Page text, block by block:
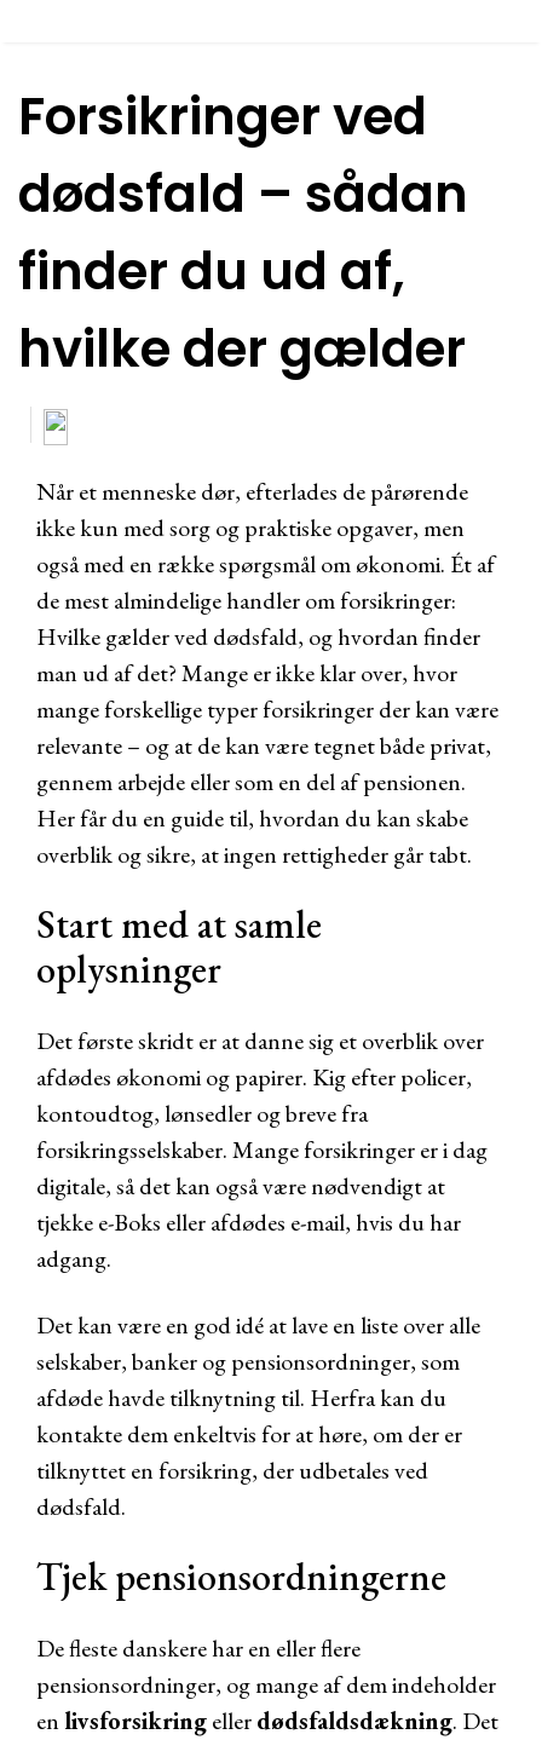
Forsikringer ved
dødsfald – sådan
finder du ud af,
hvilke der gælder
Når et menneske dør, efterlades de pårørende
ikke kun med sorg og praktiske opgaver, men
også med en række spørgsmål om økonomi. Ét af
de mest almindelige handler om forsikringer:
Hvilke gælder ved dødsfald, og hvordan finder
man ud af det? Mange er ikke klar over, hvor
mange forskellige typer forsikringer der kan være
relevante – og at de kan være tegnet både privat,
gennem arbejde eller som en del af pensionen.
Her får du en guide til, hvordan du kan skabe
overblik og sikre, at ingen rettigheder går tabt.
Start med at samle
oplysninger
Det første skridt er at danne sig et overblik over
afdødes økonomi og papirer. Kig efter policer,
kontoudtog, lønsedler og breve fra
forsikringsselskaber. Mange forsikringer er i dag
digitale, så det kan også være nødvendigt at
tjekke e-Boks eller afdødes e-mail, hvis du har
adgang.
Det kan være en god idé at lave en liste over alle
selskaber, banker og pensionsordninger, som
afdøde havde tilknytning til. Herfra kan du
kontakte dem enkeltvis for at høre, om der er
tilknyttet en forsikring, der udbetales ved
dødsfald.
Tjek pensionsordningerne
De fleste danskere har en eller flere
pensionsordninger, og mange af dem indeholder
en livsforsikringellerdødsfaldsdækning. Det